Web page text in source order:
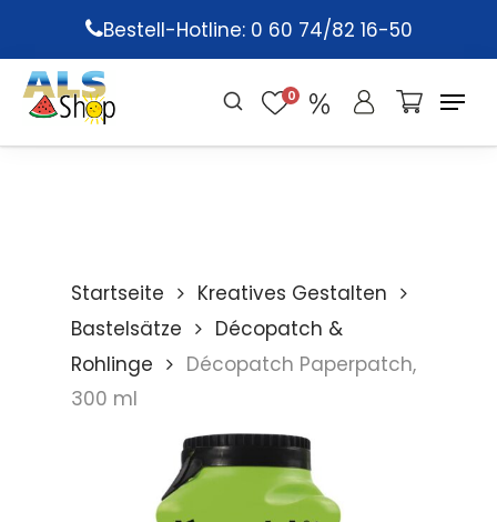
main
content
Bestell-Hotline: 0 60 74/82 16-50
0
Startseite
Kreatives Gestalten
Bastelsätze
Décopatch &
Rohlinge
Décopatch Paperpatch,
300 ml